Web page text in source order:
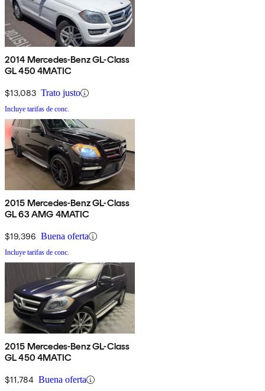
2014 Mercedes-Benz GL-Class
GL 450 4MATIC
$13,083 Trato justo
Incluye tarifas de conc.
2015 Mercedes-Benz GL-Class
GL 63 AMG 4MATIC
$19,396 Buena oferta
Incluye tarifas de conc.
2015 Mercedes-Benz GL-Class
GL 450 4MATIC
$11,784 Buena oferta